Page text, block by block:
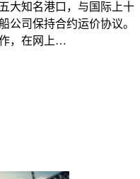
大知名港口，与国际上十
公司保持合约运价协议。
，在网上…